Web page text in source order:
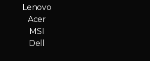
Lenovo
Acer
MSI
Dell